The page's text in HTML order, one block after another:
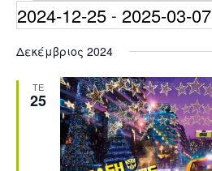
Events
2024-12-25 - 2025-03-07
Δεκέμβριος 2024
ΤΕ
25